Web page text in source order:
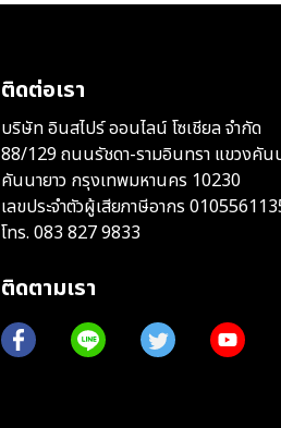
ติดต่อเรา
บริษัท อินสไปร์ ออนไลน์ โซเชียล จำกัด
88/129 ถนนรัชดา-รามอินทรา แขวงคัน
คันนายาว กรุงเทพมหานคร 10230
เลขประจำตัวผู้เสียภาษีอากร
โทร. 083 827 9833
ติดตามเรา